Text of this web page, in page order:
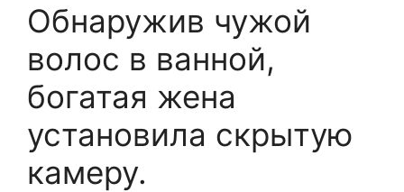
k
Обнаружив чужой
волос в ванной,
богатая жена
установила скрытую
камеру.